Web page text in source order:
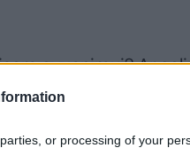
or processing of your
gyvenimui? Ar
kurioje jis
su trečiu